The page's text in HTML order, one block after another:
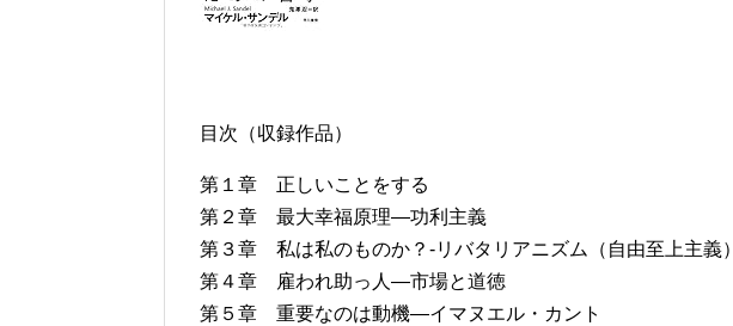
目次（収録作品）
第１章 正しいことをする
第２章 最大幸福原理―功利主義
第３章 私は私のものか？-リバタリアニズム（自由至上主義）
第４章 雇われ助っ人―市場と道徳
第５章 重要なのは動機―イマヌエル・カント